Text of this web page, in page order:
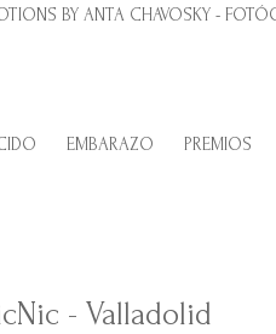
EMBARAZO PREMIOS
- Valladolid